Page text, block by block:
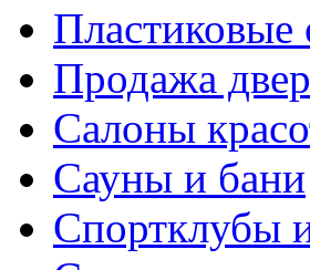
Пластиковые
Продажа
Салоны
Сауны и бани
Спортклубы